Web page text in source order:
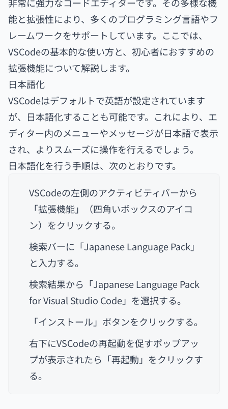
能と拡張性により、多くのプログラミング言語やフ
レームワークをサポートしています。ここでは、
VSCodeの基本的な使い方と、初心者におすすめの
拡張機能について解説します。
日本語化
VSCodeはデフォルトで英語が設定されています
が、日本語化することも可能です。これにより、エ
ディター内のメニューやメッセージが日本語で表示
され、よりスムーズに操作を行えるでしょう。
日本語化を行う手順は、次のとおりです。
VSCodeの左側のアクティビティバーから
「拡張機能」（四角いボックスのアイコ
ン）をクリックする。
検索バーに「Japanese Language Pack」
と入力する。
検索結果から「Japanese Language Pack
for Visual Studio Code」を選択する。
「インストール」ボタンをクリックする。
右下にVSCodeの再起動を促すポップアッ
プが表示されたら「再起動」をクリックす
る。